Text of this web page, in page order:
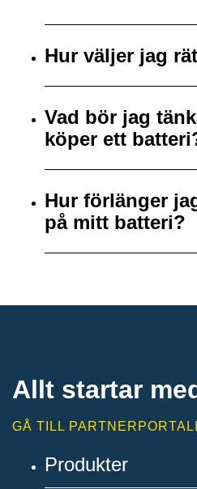
Hur väljer jag
Vad bör jag
köper ett
Hur förlänger
på mitt batteri?
Allt startar
GÅ TILL
Produkter